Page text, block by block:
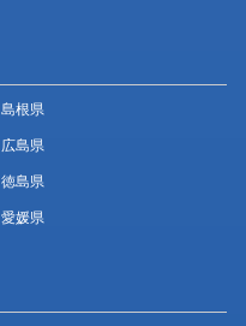
島根県
広島県
徳島県
愛媛県